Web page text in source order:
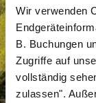
Wir verwenden
B. Buchungen
Zugriffe auf
vollständig
zulassen".